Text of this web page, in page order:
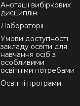
Анотації вибіркових
дисциплін
Лабораторії
Умови доступності
закладу освіти для
навчання осіб з
особливими
освітніми потребами
Освітні програми